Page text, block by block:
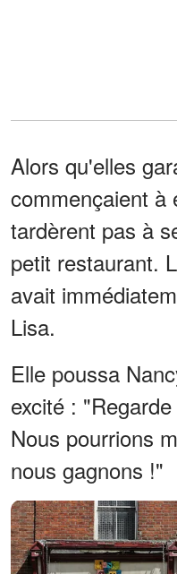
Alors qu'elles
commençaient à
tardèrent pas à
petit restaurant.
avait
Lisa.
Elle poussa
excité :
Nous pourrions
nous gagnons !"